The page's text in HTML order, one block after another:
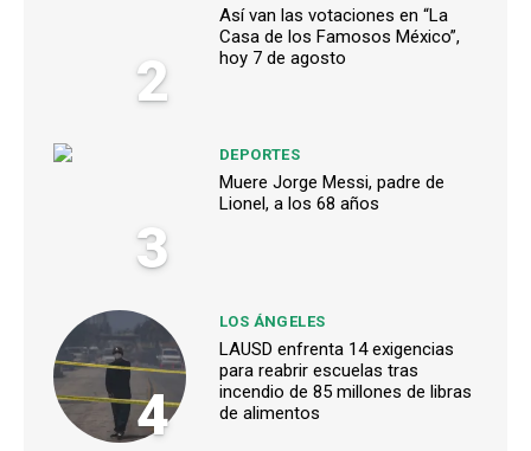
2
Así van las votaciones en “La
Casa de los Famosos México”,
hoy 7 de agosto
3
DEPORTES
Muere Jorge Messi, padre de
Lionel, a los 68 años
4
LOS ÁNGELES
LAUSD enfrenta 14 exigencias
para reabrir escuelas tras
incendio de 85 millones de libras
de alimentos